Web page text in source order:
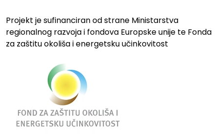
Projekt je sufinanciran od strane Ministarstva
regionalnog razvoja i fondova Europske unije te Fonda
za zaštitu okoliša i energetsku učinkovitost